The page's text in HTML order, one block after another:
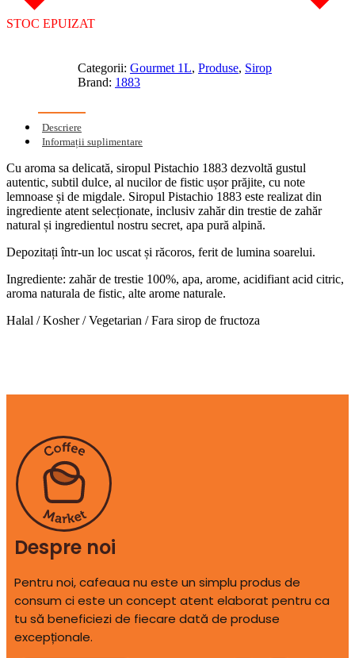
STOC EPUIZAT
Categorii: Gourmet 1L, Produse, Sirop
Brand: 1883
Descriere
Informații suplimentare
Cu aroma sa delicată, siropul Pistachio 1883 dezvoltă gustul
autentic, subtil dulce, al nucilor de fistic ușor prăjite, cu note
lemnoase și de migdale. Siropul Pistachio 1883 este realizat din
ingrediente atent selecționate, inclusiv zahăr din trestie de zahăr
natural și ingredientul nostru secret, apa pură alpină.
Depozitați într-un loc uscat și răcoros, ferit de lumina soarelui.
Ingrediente: zahăr de trestie 100%, apa, arome, acidifiant acid citric,
aroma naturala de fistic, alte arome naturale.
Halal / Kosher / Vegetarian / Fara sirop de fructoza
Despre noi
Pentru noi, cafeaua nu este un simplu produs de
consum ci este un concept atent elaborat pentru ca
tu să beneficiezi de fiecare dată de produse
excepționale.